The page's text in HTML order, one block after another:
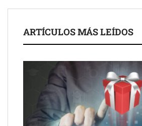
ARTÍCULOS MÁS LEÍDOS